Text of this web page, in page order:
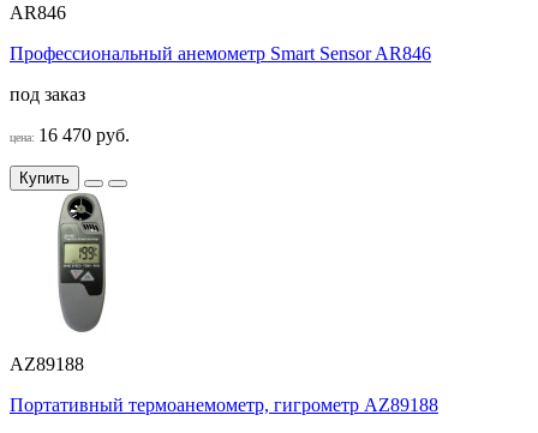
AR846
Профессиональный анемометр Smart Sensor AR846
под заказ
цена: 16 470 руб.
Купить
AZ89188
Портативный термоанемометр, гигрометр AZ89188